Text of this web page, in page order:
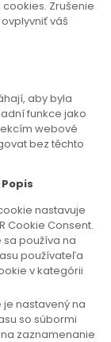
Zrušenie
váš
aby byla
funkce jako
webové
bez těchto
Popis
nastavuje
Cookie Consent.
používa na
používateľa
v kategórii
nastavený na
so súbormi
na zaznamenanie